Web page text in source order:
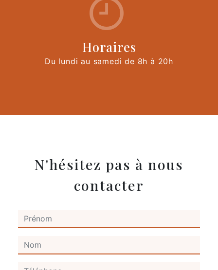
Horaires
Du lundi au samedi de 8h à 20h
N'hésitez pas à nous
contacter